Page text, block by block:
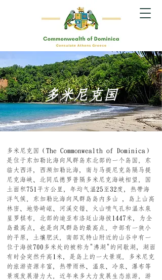
多米尼克国
多米尼克国
（The Commonwealth of Dominica）
是位于东加勒比海 向风群岛 东北部的一个 岛国 。东
临大西洋，西濒加勒比海，南与 马提尼克岛 隔马提
尼克海峡、北同 瓜德罗普 隔 多米尼克海峡 相望。国
土面积751平方公里，年均气温25至32度，热带海
洋气候。东加勒比海向风群岛岛内多山 ，岛上山高
林密、地势崎岖、河溪交错、火山喷气孔和温水泉
星罗棋布。北部的迪亚布洛廷山海拔1447米，为全
岛最高点，也是向风群岛的最高点。中部有一狭小
的平原，土壤肥沃。南部瓦特山附近的山谷中有一
位于海拔700多米处的被称为"沸湖"的间歇湖，湖面
有时会突然升高1米，是岛上的一大景观。
多米尼克
的 旅游资源丰富，热带雨林、温泉、冷泉、瀑布等
景观发展潜力大。近年来多大力发展生态旅游。游